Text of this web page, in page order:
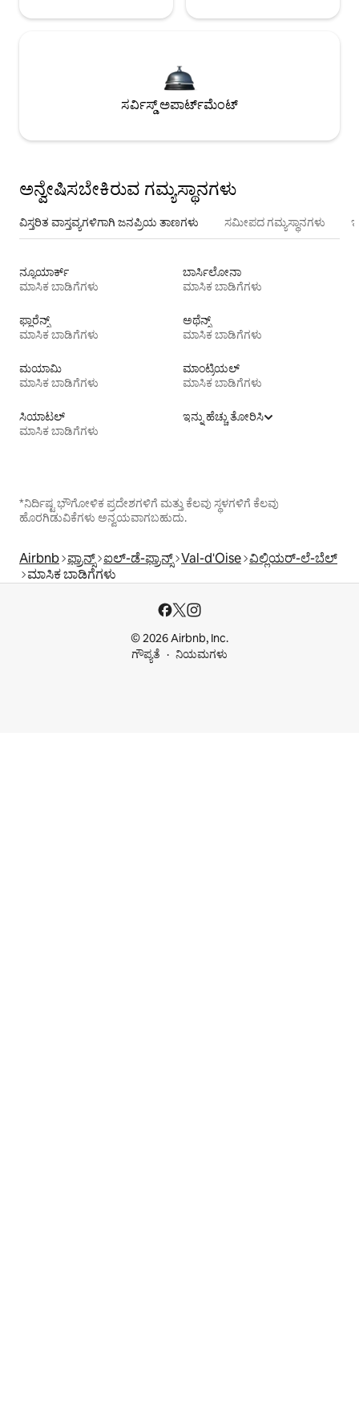
ಸರ್ವಿಸ್ಡ್ ಅಪಾರ್ಟ್‌ಮೆಂಟ್
ಅನ್ವೇಷಿಸಬೇಕಿರುವ ಗಮ್ಯಸ್ಥಾನಗಳು
ವಿಸ್ತರಿತ ವಾಸ್ತವ್ಯಗಳಿಗಾಗಿ ಜನಪ್ರಿಯ ತಾಣಗಳು ಸಮೀಪದ ಗಮ್ಯಸ್ಥಾನಗಳು
ನ್ಯೂಯಾರ್ಕ್
ಮಾಸಿಕ ಬಾಡಿಗೆಗಳು
ಬಾರ್ಸಿಲೋನಾ
ಮಾಸಿಕ ಬಾಡಿಗೆಗಳು
ಫ್ಲಾರೆನ್ಸ್
ಮಾಸಿಕ ಬಾಡಿಗೆಗಳು
ಅಥೆನ್ಸ್
ಮಾಸಿಕ ಬಾಡಿಗೆಗಳು
ಮಯಾಮಿ
ಮಾಸಿಕ ಬಾಡಿಗೆಗಳು
ಮಾಂಟ್ರಿಯಲ್
ಮಾಸಿಕ ಬಾಡಿಗೆಗಳು
ಸಿಯಾಟಲ್
ಮಾಸಿಕ ಬಾಡಿಗೆಗಳು
ಇನ್ನು ಹೆಚ್ಚು ತೋರಿಸಿ
*ನಿರ್ದಿಷ್ಟ ಭೌಗೋಳಿಕ ಪ್ರದೇಶಗಳಿಗೆ ಮತ್ತು ಕೆಲವು ಸ್ಥಳಗಳಿಗೆ ಕೆಲವು
ಹೊರಗಿಡುವಿಕೆಗಳು ಅನ್ವಯವಾಗಬಹುದು.
Airbnb ಫ್ರಾನ್ಸ್ ಐಲ್-ಡೆ-ಫ್ರಾನ್ಸ್ Val-d'Oise ವಿಲ್ಲಿಯರ್-ಲೆ-ಬೆಲ್
ಮಾಸಿಕ ಬಾಡಿಗೆಗಳು
© 2026 Airbnb, Inc.
ಗೌಪ್ಯತೆ
ನಿಯಮಗಳು